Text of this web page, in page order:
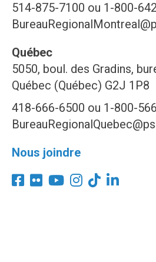
514-875-7100 ou 1-800-
Québec
5050, boul. des Gradins,
Québec (Québec) G2J 1P8
418-666-6500 ou 1-800-
Nous joindre